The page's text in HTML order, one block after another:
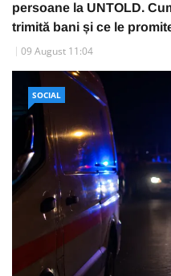
persoane la UNTOLD.
trimită bani și ce le
09 August 11:04
SOCIAL